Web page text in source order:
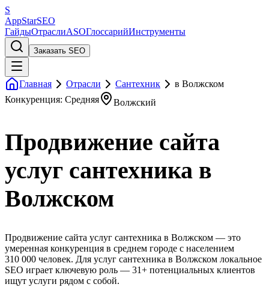
S
AppStarSEO
ГайдыОтраслиASOГлоссарийИнструменты
Заказать SEO
Главная Отрасли Сантехник
в Волжском
Конкуренция: Средняя
Волжский
Продвижение сайта
услуг сантехника в
Волжском
Продвижение сайта услуг сантехника в Волжском — это
умеренная конкуренция в среднем городе с населением
310 000 человек. Для услуг сантехника в Волжском локальное
SEO играет ключевую роль — 31+ потенциальных клиентов
ищут услуги рядом с собой.